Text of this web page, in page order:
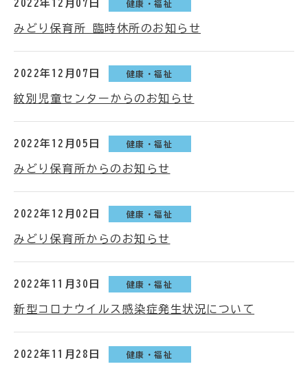
2022年12月07日 健康・福祉
みどり保育所 臨時休所のお知らせ
2022年12月07日 健康・福祉
紋別児童センターからのお知らせ
2022年12月05日 健康・福祉
みどり保育所からのお知らせ
2022年12月02日 健康・福祉
みどり保育所からのお知らせ
2022年11月30日 健康・福祉
新型コロナウイルス感染症発生状況について
2022年11月28日 健康・福祉